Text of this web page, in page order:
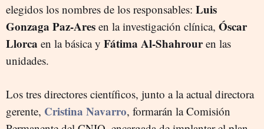
elegidos los nombres de los responsables: Luis
Gonzaga Paz-Ares en la investigación clínica, Óscar
Llorca en la básica y Fátima Al-Shahrouren las
unidades.
Los tres directores científicos, junto a la actual directora
gerente, Cristina Navarro, formarán la Comisión